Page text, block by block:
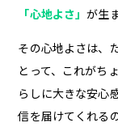
「心地よさ」が生
その心地よさは、
とって、これがち
らしに大きな安心
信を届けてくれる